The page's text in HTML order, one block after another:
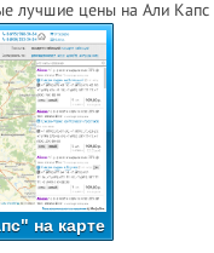
лучшие цены на Али Капс
на карте